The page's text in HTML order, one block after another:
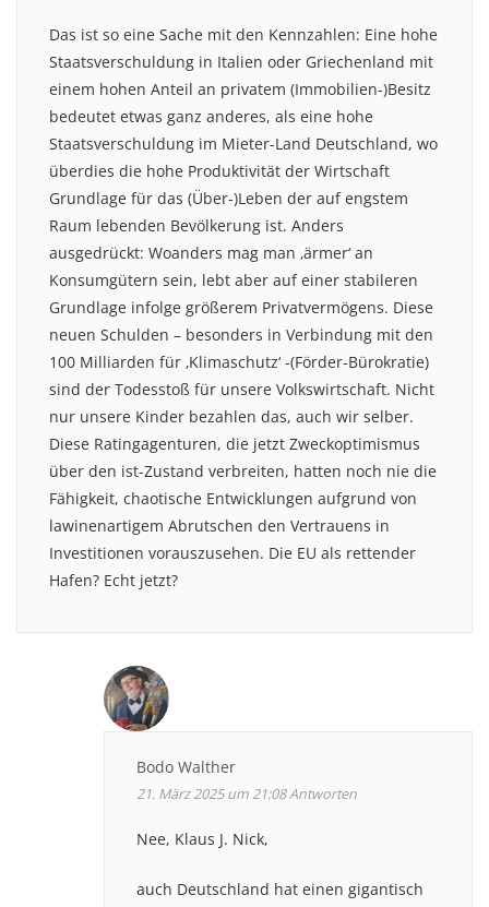
Das ist so eine Sache mit den Kennzahlen: Eine hohe
Staatsverschuldung in Italien oder Griechenland mit
einem hohen Anteil an privatem (Immobilien-)Besitz
bedeutet etwas ganz anderes, als eine hohe
Staatsverschuldung im Mieter-Land Deutschland, wo
überdies die hohe Produktivität der Wirtschaft
Grundlage für das (Über-)Leben der auf engstem
Raum lebenden Bevölkerung ist. Anders
ausgedrückt: Woanders mag man ‚ärmer‘ an
Konsumgütern sein, lebt aber auf einer stabileren
Grundlage infolge größerem Privatvermögens. Diese
neuen Schulden – besonders in Verbindung mit den
100 Milliarden für ‚Klimaschutz‘ -(Förder-Bürokratie)
sind der Todesstoß für unsere Volkswirtschaft. Nicht
nur unsere Kinder bezahlen das, auch wir selber.
Diese Ratingagenturen, die jetzt Zweckoptimismus
über den ist-Zustand verbreiten, hatten noch nie die
Fähigkeit, chaotische Entwicklungen aufgrund von
lawinenartigem Abrutschen den Vertrauens in
Investitionen vorauszusehen. Die EU als rettender
Hafen? Echt jetzt?
Bodo Walther
21. März 2025 um 21:08Antworten
Nee, Klaus J. Nick,
auch Deutschland hat einen gigantisch